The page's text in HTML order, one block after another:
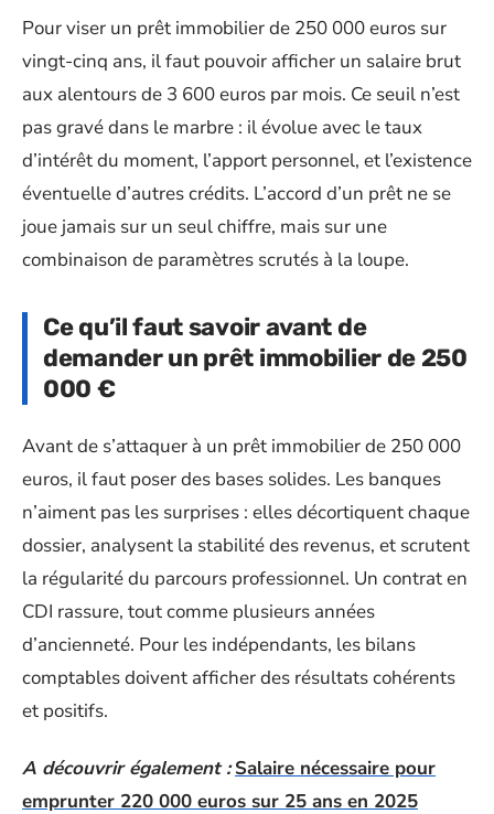
Pour viser un prêt immobilier de 250 000 euros sur
vingt-cinq ans, il faut pouvoir afficher un salaire brut
aux alentours de 3 600 euros par mois. Ce seuil n’est
pas gravé dans le marbre : il évolue avec le taux
d’intérêt du moment, l’apport personnel, et l’existence
éventuelle d’autres crédits. L’accord d’un prêt ne se
joue jamais sur un seul chiffre, mais sur une
combinaison de paramètres scrutés à la loupe.
Ce qu’il faut savoir avant de
demander un prêt immobilier de 250
000 €
Avant de s’attaquer à un prêt immobilier de 250 000
euros, il faut poser des bases solides. Les banques
n’aiment pas les surprises : elles décortiquent chaque
dossier, analysent la stabilité des revenus, et scrutent
la régularité du parcours professionnel. Un contrat en
CDI rassure, tout comme plusieurs années
d’ancienneté. Pour les indépendants, les bilans
comptables doivent afficher des résultats cohérents
et positifs.
A découvrir également : Salaire nécessaire pour
emprunter 220 000 euros sur 25 ans en 2025